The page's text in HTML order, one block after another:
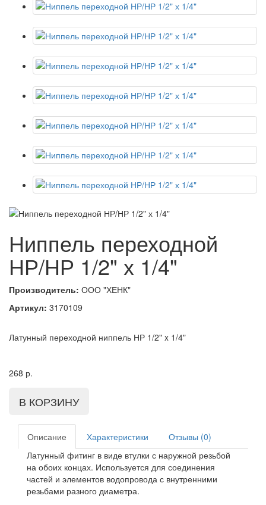
Ниппель переходной
НР/НР 1/2" х 1/4"
Производитель: ООО "ХЕНК"
Артикул: 3170109
Латунный переходной ниппель НР 1/2" x 1/4"
268 р.
Описание Характеристики
Отзывы (0)
Латунный фитинг в виде втулки с наружной резьбой
на обоих концах. Используется для соединения
частей и элементов водопровода с внутренними
резьбами разного диаметра.